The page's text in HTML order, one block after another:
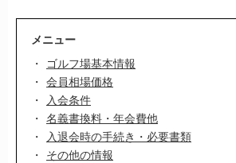
メニュー
ゴルフ場基本情報
会員相場価格
入会条件
名義書換料・年会費他
入退会時の手続き・必要書類
その他の情報